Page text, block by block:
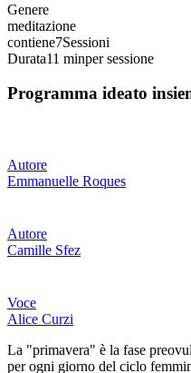
Genere
meditazione
contiene7Sessioni
Durata11 minper sessione
Programma ideato
Autore
Emmanuelle Roques
Autore
Camille Sfez
Voce
Alice Curzi
La "primavera" è la fase
per ogni giorno del ciclo